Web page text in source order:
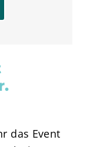
das Event